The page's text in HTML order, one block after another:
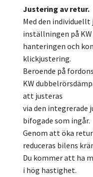
Justering av retur.
Med den
inställningen på KW
hanteringen och
klickjustering.
Beroende på
KW
att justeras
via den
bifogade som ingår.
Genom att öka
reduceras bilens
Du kommer att ha
i hög hastighet.